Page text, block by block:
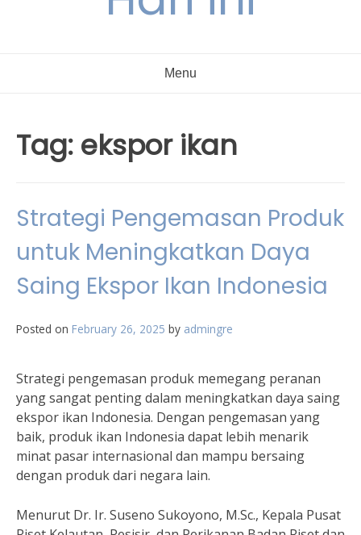
Menu
Tag: ekspor ikan
Strategi Pengemasan Produk
untuk Meningkatkan Daya
Saing Ekspor Ikan Indonesia
Posted on February 26, 2025 by admingre
Strategi pengemasan produk memegang peranan
yang sangat penting dalam meningkatkan daya saing
ekspor ikan Indonesia. Dengan pengemasan yang
baik, produk ikan Indonesia dapat lebih menarik
minat pasar internasional dan mampu bersaing
dengan produk dari negara lain.
Menurut Dr. Ir. Suseno Sukoyono, M.Sc., Kepala Pusat